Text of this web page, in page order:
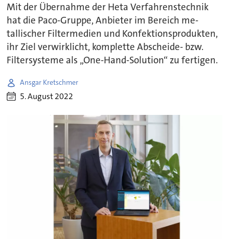
Mit der Übernahme der Heta Verfahrenstechnik
hat die Paco-Gruppe, Anbieter im Bereich me-
tallischer Filtermedien und Konfektionsprodukten,
ihr Ziel verwirklicht, komplette Abscheide- bzw.
Filtersysteme als „One-Hand-Solution“ zu fertigen.
Ansgar Kretschmer
5. August 2022